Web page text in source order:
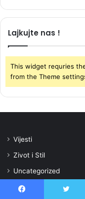
Lajkujte nas !
This widget requries
from the Theme
Vijesti
Zivot i Stil
Uncategorized
Zanimljivosti